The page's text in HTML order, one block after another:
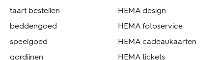
taart bestellen
beddengoed
speelgoed
gordijnen
HEMA design
HEMA fotoservice
HEMA cadeaukaarten
HEMA tickets